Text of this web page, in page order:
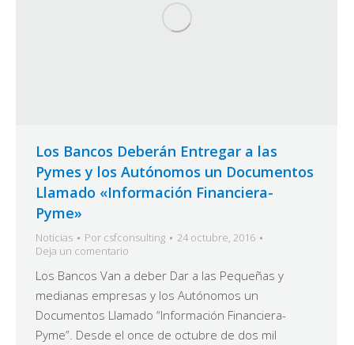
Los Bancos Deberán Entregar a las
Pymes y los Autónomos un Documentos
Llamado «Información Financiera-
Pyme»
Noticias Por csfconsulting
24 octubre, 2016
Deja un comentario
Los Bancos Van a deber Dar a las Pequeñas y
medianas empresas y los Autónomos un
Documentos Llamado “Información Financiera-
Pyme”. Desde el once de octubre de dos mil